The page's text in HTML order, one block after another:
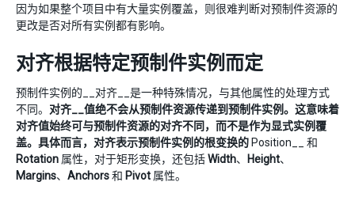
因为如果整个项目中有大量实例覆盖，则很难判断对预制件资源的
更改是否对所有实例都有影响。
对齐根据特定预制件实例而定
预制件实例的__对齐__是一种特殊情况，与其他属性的处理方式
不同。 对齐__值绝不会从预制件资源传递到预制件实例。这意味着
对齐值始终可与预制件资源的对齐不同，而不是作为显式实例覆
盖。具体而言，对齐表示预制件实例的根变换的 Position__ 和
Rotation 属性，对于矩形变换，还包括Width、 Height、
Margins、 Anchors和 Pivot 属性。